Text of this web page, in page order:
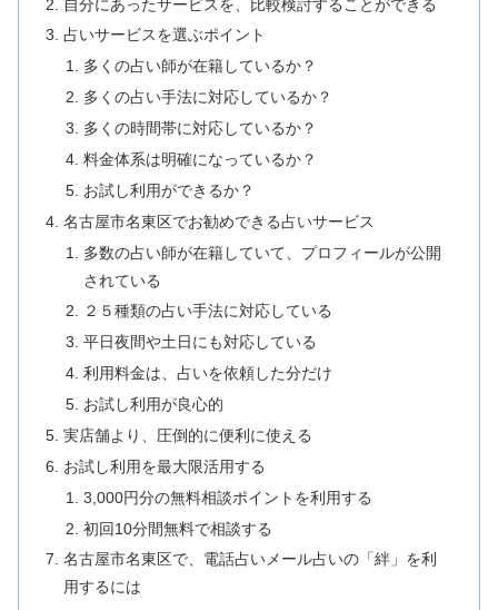
自分にあったサービスを、比較検討することができる
占いサービスを選ぶポイント
多くの占い師が在籍しているか？
多くの占い手法に対応しているか？
多くの時間帯に対応しているか？
料金体系は明確になっているか？
お試し利用ができるか？
名古屋市名東区でお勧めできる占いサービス
多数の占い師が在籍していて、プロフィールが公開
されている
２５種類の占い手法に対応している
平日夜間や土日にも対応している
利用料金は、占いを依頼した分だけ
お試し利用が良心的
実店舗より、圧倒的に便利に使える
お試し利用を最大限活用する
3,000円分の無料相談ポイントを利用する
初回10分間無料で相談する
名古屋市名東区で、電話占いメール占いの「絆」を利
用するには